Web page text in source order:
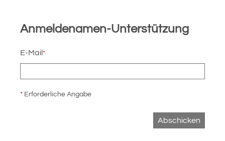
Anmeldenamen-Unterstützung
E-Mail*
* Erforderliche Angabe
Abschicken